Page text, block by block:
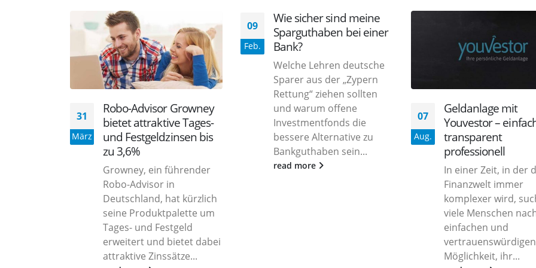
31
März
Robo-Advisor Growney
bietet attraktive Tages-
und Festgeldzinsen bis
zu 3,6%
Growney, ein führender
Robo-Advisor in
Deutschland, hat kürzlich
seine Produktpalette um
Tages- und Festgeld
erweitert und bietet dabei
attraktive Zinssätze...
09
Feb.
Wie sicher sind meine
Sparguthaben bei einer
Bank?
Welche Lehren deutsche
Sparer aus der „Zypern
Rettung“ ziehen sollten
und warum offene
Investmentfonds die
bessere Alternative zu
Bankguthaben sein...
read more
07
Aug.
Geldanlage mit
Youvestor –
transparent
professionell
In einer Zeit, in der
Finanzwelt immer
komplexer wird,
viele Menschen
einfachen und
vertrauenswürdigen
Möglichkeit, ihr...